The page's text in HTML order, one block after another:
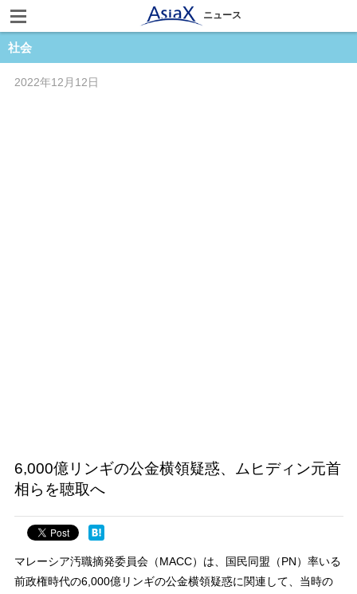
ニュース
社会
2022年12月12日
6,000億リンギの公金横領疑惑、ムヒディン元首
相らを聴取へ
マレーシア汚職摘発委員会（MACC）は、国民同盟（PN）率いる
前政権時代の6,000億リンギの公金横領疑惑に関連して、当時の